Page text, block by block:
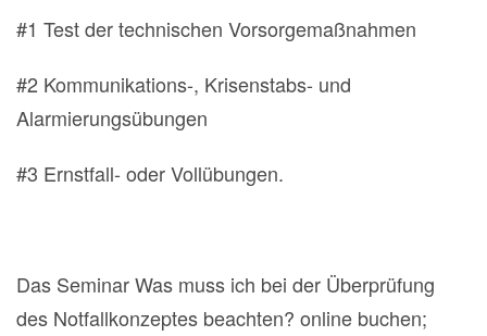
#1 Test der technischen Vorsorgemaßnahmen
#2 Kommunikations-, Krisenstabs- und
Alarmierungsübungen
#3 Ernstfall- oder Vollübungen.
Das Seminar Was muss ich bei der Überprüfung
des Notfallkonzeptes beachten? online buchen;